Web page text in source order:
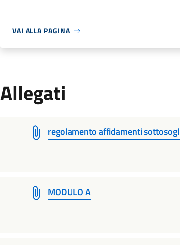
VAI ALLA PAGINA
Allegati
regolamento affidamenti
MODULO A